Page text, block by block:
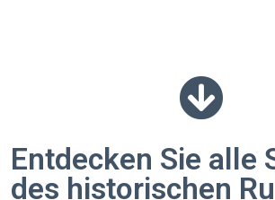
Entdecken Sie alle
des historischen